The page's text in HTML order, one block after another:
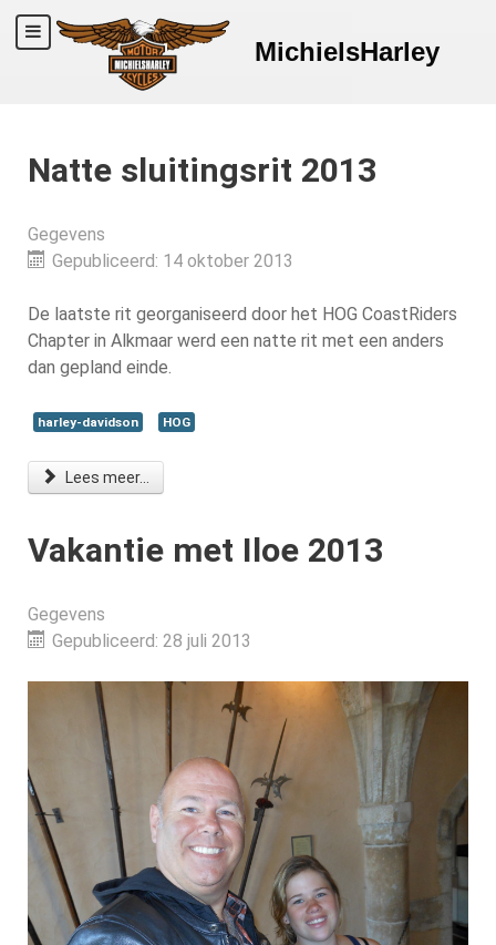
MichielsHarley
Natte sluitingsrit 2013
Gegevens
Gepubliceerd: 14 oktober 2013
De laatste rit georganiseerd door het HOG CoastRiders
Chapter in Alkmaar werd een natte rit met een anders
dan gepland einde.
harley-davidson HOG
Lees meer...
Vakantie met Iloe 2013
Gegevens
Gepubliceerd: 28 juli 2013